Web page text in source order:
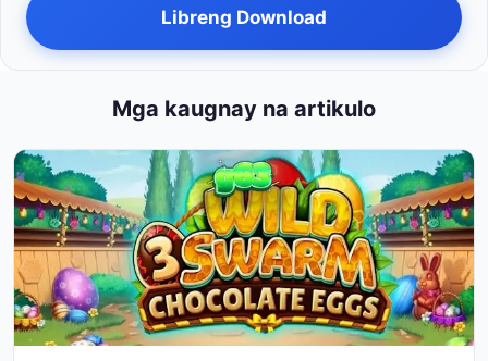
Libreng Download
Mga kaugnay na artikulo